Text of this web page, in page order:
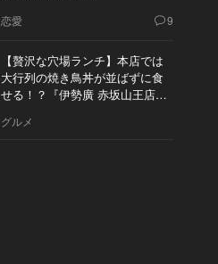
恋愛 9
【贅沢な穴場ランチ】本店では
大行列の焼き鳥丼が並ばずに食
せる！？『伊勢廣 赤坂山王店』
グルメ